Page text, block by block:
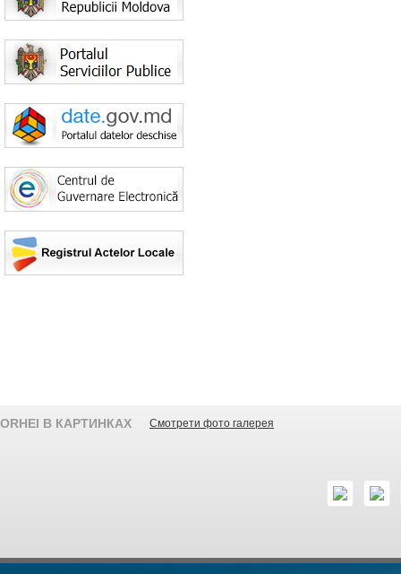
ORHEI В КАРТИНКАХ Смотрети фото галерея